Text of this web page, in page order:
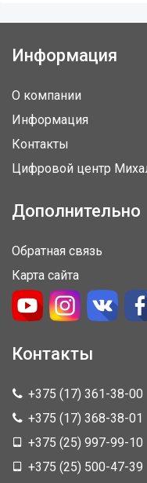
Информация
О компании
Информация
Контакты
Цифровой центр
Дополнительно
Обратная связь
Карта сайта
Контакты
+375 (17) 361-38-00
+375 (17) 368-38-01
+375 (25) 997-99-10
+375 (25) 500-47-39